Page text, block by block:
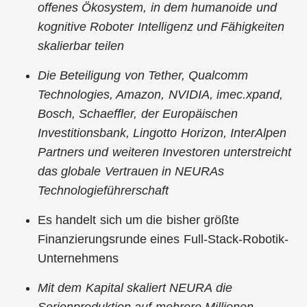
offenes Ökosystem, in dem humanoide und
kognitive Roboter Intelligenz und Fähigkeiten
skalierbar teilen
Die Beteiligung von Tether, Qualcomm
Technologies, Amazon, NVIDIA, imec.xpand,
Bosch, Schaeffler, der Europäischen
Investitionsbank, Lingotto Horizon, InterAlpen
Partners und weiteren Investoren unterstreicht
das globale Vertrauen in NEURAs
Technologieführerschaft
Es handelt sich um die bisher größte
Finanzierungsrunde eines Full-Stack-Robotik-
Unternehmens
Mit dem Kapital skaliert NEURA die